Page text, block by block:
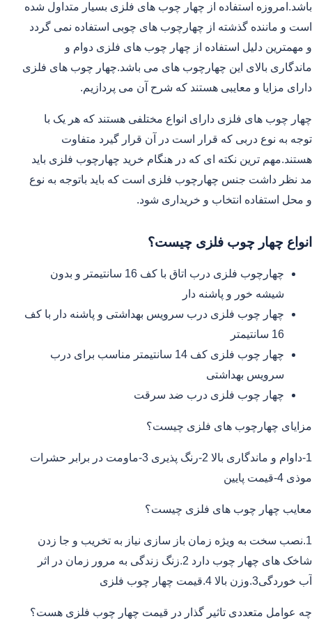
باشد.امروزه استفاده از چهار چوب های فلزی بسیار متداول شده
است و ماننده گذشته از چهارچوب های چوبی استفاده نمی گردد
و مهمترین دلیل استفاده از چهار چوب های فلزی دوام و
ماندگاری بالای این چهارچوب های می باشد.چهار چوب های فلزی
دارای مزایا و معایبی هستند که شرح آن می پردازیم.
چهار چوب های فلزی دارای انواع مختلفی هستند که هر یک با
توجه به نوع دربی که قرار است در آن قرار گیرد متفاوت
هستند.مهم ترین نکته ای که در هنگام خرید چهارچوب فلزی باید
مد نظر داشت جنس چهارچوب فلزی است که باید باتوجه به نوع
و محل استفاده انتخاب و خریداری شود.
انواع چهار چوب فلزی چیست؟
چهارچوب فلزی درب اتاق با کف 16 سانتیمتر و بدون
شیشه خور و پاشنه دار
چهار چوب فلزی درب سرویس بهداشتی و پاشنه دار با کف
16 سانتیمتر
چهار چوب فلزی کف 14 سانتیمتر مناسب برای درب
سرویس بهداشتی
چهار چوب فلزی درب ضد سرقت
مزایای چهارچوب های فلزی چیست؟
1-داوام و ماندگاری بالا 2-رنگ پذیری 3-ماومت در برابر حشرات
موذی 4-قیمت پایین
معایب چهار چوب های فلزی چیست؟
1.نصب سخت به ویژه زمان باز سازی نیاز به تخریب و جا زدن
شاخک های چهار چوب دارد 2.زنگ زندگی به مرور زمان در اثر
آب خوردگی3.وزن بالا 4.قیمت چهار چوب فلزی
چه عوامل متعددی تاثیر گذار در قیمت چهار چوب فلزی هست؟